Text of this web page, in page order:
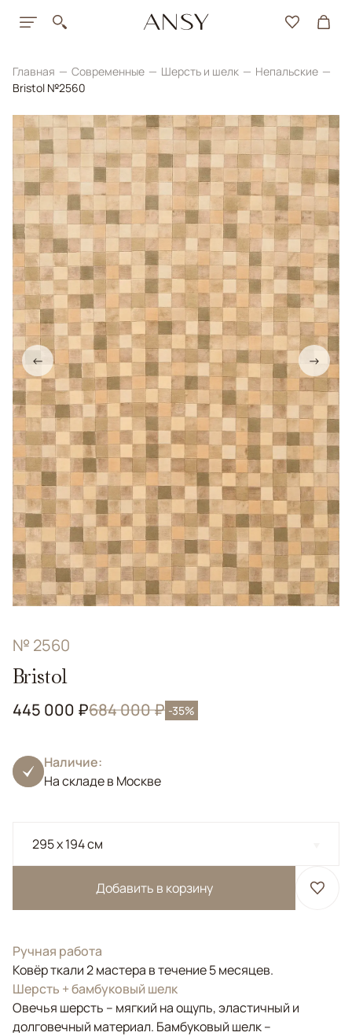
Главная Современные Шерсть и шелк
Непальские
Bristol №2560
← →
№ 2560
Bristol
445 000 ₽684 000 ₽ -35%
Наличие:
На складе в Москве
295 x 194 см
Добавить в корзину
Ручная работа
Ковёр ткали 2 мастера в течение 5 месяцев.
Шерсть + бамбуковый шелк
Овечья шерсть – мягкий на ощупь, эластичный и
долговечный материал. Бамбуковый шелк –